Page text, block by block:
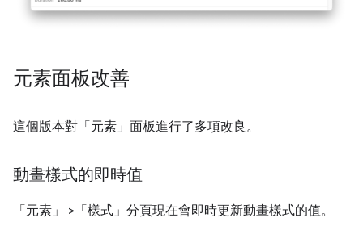
元素面板改善
這個版本對「元素」 面板進行了多項改良。
動畫樣式的即時值
「元素」 >「樣式」 分頁現在會即時更新動畫樣式的值。